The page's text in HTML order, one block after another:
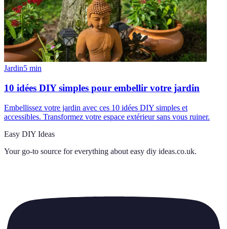
Jardin5 min
10 idées DIY simples pour embellir votre jardin
Embellissez votre jardin avec ces 10 idées DIY simples et
accessibles. Transformez votre espace extérieur sans vous ruiner.
Easy DIY Ideas
Your go-to source for everything about easy diy ideas.co.uk.